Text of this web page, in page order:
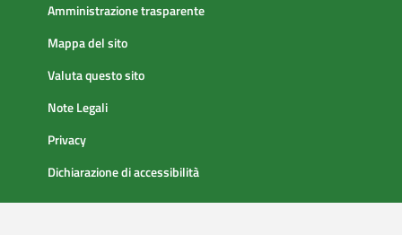
Amministrazione trasparente
Mappa del sito
Valuta questo sito
Note Legali
Privacy
Dichiarazione di accessibilità